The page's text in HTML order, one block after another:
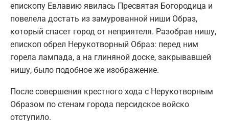
епископу Евлавию явилась Пресвятая Богородица и
повелела достать из замурованной ниши Образ,
который спасет город от неприятеля. Разобрав нишу,
епископ обрел Нерукотворный Образ: перед ним
горела лампада, а на глиняной доске, закрывавшей
нишу, было подобное же изображение.
После совершения крестного хода с Нерукотворным
Образом по стенам города персидское войско
отступило.